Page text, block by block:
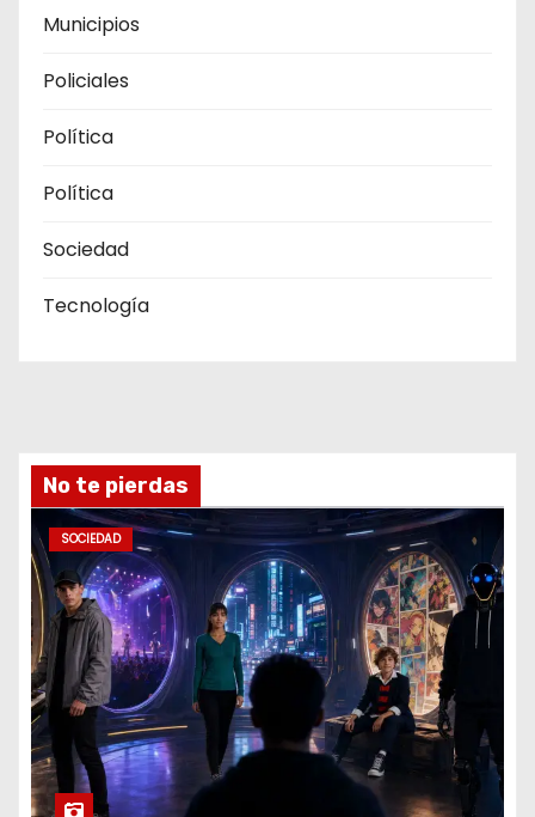
Municipios
Policiales
Política
Política
Sociedad
Tecnología
No te pierdas
SOCIEDAD